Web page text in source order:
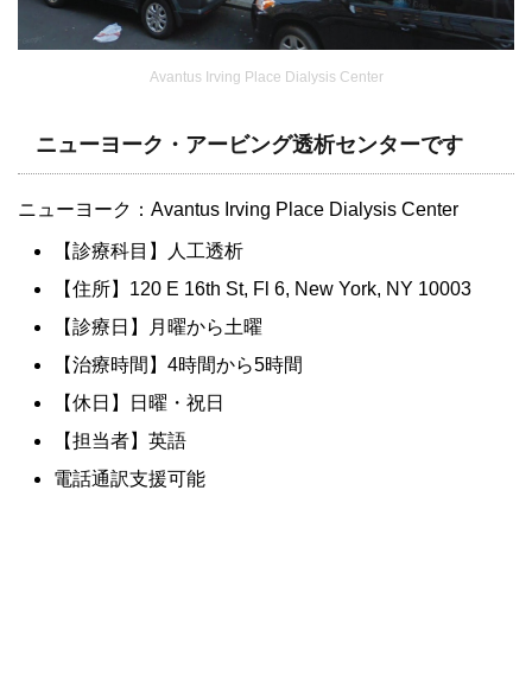
Avantus Irving Place Dialysis Center
ニューヨーク・アービング透析センターです
ニューヨーク：Avantus Irving Place Dialysis Center
【診療科目】人工透析
【住所】120 E 16th St, Fl 6, New York, NY 10003
【診療日】月曜から土曜
【治療時間】4時間から5時間
【休日】日曜・祝日
【担当者】英語
電話通訳支援可能